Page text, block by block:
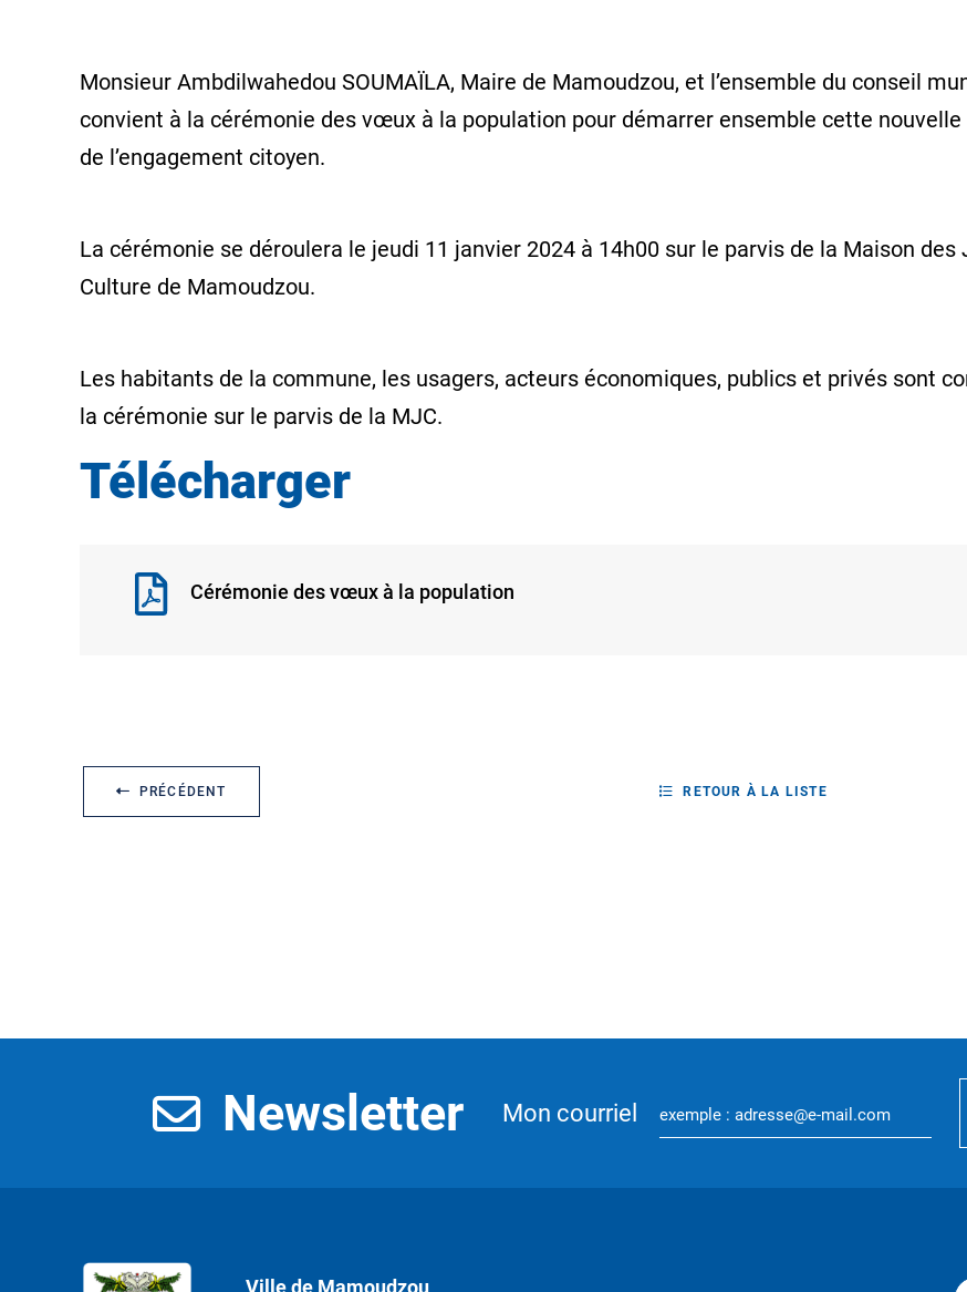
Monsieur Ambdilwahedou SOUMAÏLA, Maire de Mamoudzou, et l’ensemble du conseil
convient à la cérémonie des vœux à la population pour démarrer ensemble cette nouvelle
de l’engagement citoyen.
La cérémonie se déroulera le jeudi 11 janvier 2024 à 14h00 sur le parvis de la Maison des
Culture de Mamoudzou.
Les habitants de la commune, les usagers, acteurs économiques, publics et privés sont
la cérémonie sur le parvis de la MJC.
Télécharger
Cérémonie des vœux à la population
PRÉCÉDENT RETOUR À LA LISTE
Newsletter Mon courriel
Ville de Mamoudzou